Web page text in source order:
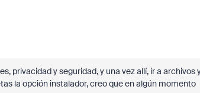
privacidad y seguridad, y una vez allí, ir a archivos
la opción instalador, creo que en algún momento